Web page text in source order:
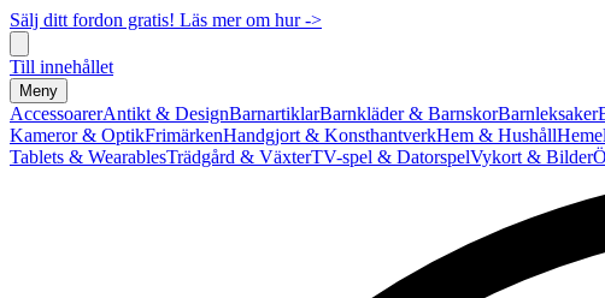
Sälj ditt fordon gratis! Läs mer om hur ->
Till innehållet
Meny
AccessoarerAntikt & DesignBarnartiklarBarnkläder & BarnskorBarnleksaker
Kameror & OptikFrimärkenHandgjort & KonsthantverkHem & Hushåll
Tablets & WearablesTrädgård & VäxterTV-spel & DatorspelVykort & Bilder